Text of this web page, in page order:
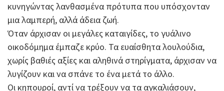
κυνηγώντας λανθασμένα πρότυπα που υπόσχονταν
μια λαμπερή, αλλά άδεια ζωή.
Όταν άρχισαν οι μεγάλες καταιγίδες, το γυάλινο
οικοδόμημα έμπαζε κρύο. Τα ευαίσθητα λουλούδια,
χωρίς βαθιές αξίες και αληθινά στηρίγματα, άρχισαν να
λυγίζουν και να σπάνε το ένα μετά το άλλο.
Οι κηπουροί, αντί να τρέξουν να τα αγκαλιάσουν,